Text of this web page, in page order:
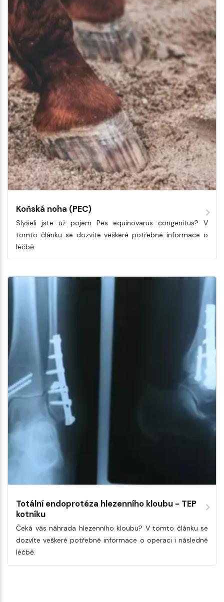
Koňská noha (PEC)
Slyšeli jste už pojem Pes equinovarus congenitus? V
tomto článku se dozvíte veškeré potřebné informace o
léčbě.
Totální endoprotéza hlezenního kloubu - TEP
kotníku
Čeká vás náhrada hlezenního kloubu? V tomto článku se
dozvíte veškeré potřebné informace o operaci i následné
léčbě.